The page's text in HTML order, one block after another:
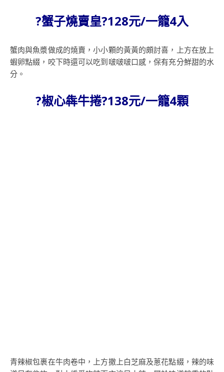
?蟹子燒賣皇?128元/一籠4入
蟹肉與魚漿做成的燒賣，小小顆的黃黃的頗討喜，上方在放上
蝦卵點綴，咬下時還可以吃到啵啵啵口感，保有充分鮮甜的水
分。
?椒心犇牛捲?138元/一籠4顆
青辣椒包裹在牛肉卷中，上方撒上白芝麻及蔥花點綴，辣的味